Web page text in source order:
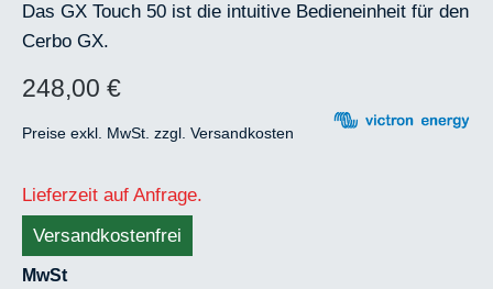
Das GX Touch 50 ist die intuitive Bedieneinheit für den
Cerbo GX.
Regulärer Preis:
248,00 €
Preise exkl. MwSt. zzgl. Versandkosten
Lieferzeit auf Anfrage.
Versandkostenfrei
MwStauswählen